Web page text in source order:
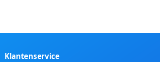
Klantenservice